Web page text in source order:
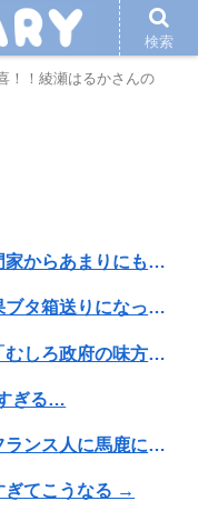
！！綾瀬はるかさんの
【超悲報】明日花キララさん、専門家からあまりにも非情な一言を告げられる
東大卒さん、ヒカルに嫉妬した結果ブタ箱送りになってしまう…
本物のスパイ、政府批判どころか「むしろ政府の味方」を演じて潜伏することが判明
ぎる…
「シャトレーゼ」とか言う店名、フランス人に馬鹿にされまくる
ぎてこうなる →
検索